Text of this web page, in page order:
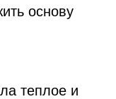
основу
теплое и